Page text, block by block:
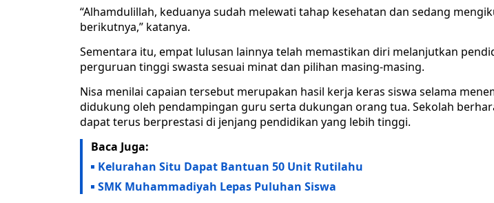
“Alhamdulillah, keduanya sudah melewati tahap kesehatan dan sedang
berikutnya,” katanya.
Sementara itu, empat lulusan lainnya telah memastikan diri melanjutkan
perguruan tinggi swasta sesuai minat dan pilihan masing-masing.
Nisa menilai capaian tersebut merupakan hasil kerja keras siswa selama
didukung oleh pendampingan guru serta dukungan orang tua. Sekolah
dapat terus berprestasi di jenjang pendidikan yang lebih tinggi.
Baca Juga:
Kelurahan Situ Dapat Bantuan 50 Unit Rutilahu
SMK Muhammadiyah Lepas Puluhan Siswa